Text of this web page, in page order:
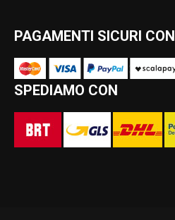
PAGAMENTI SICURI CON
SPEDIAMO CON